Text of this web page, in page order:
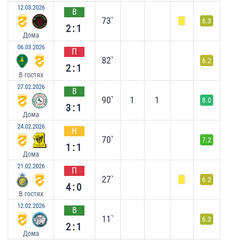
12.03.2026
Дома
В
2:1
73` 6.3
06.03.2026
В гостях
П
2:1
82` 6.2
27.02.2026
Дома
В
3:1
90` 1 1 8.0
24.02.2026
Дома
Н
1:1
70` 7.2
21.02.2026
В гостях
П
4:0
27` 6.2
12.02.2026
Дома
В
2:1
11` 6.3